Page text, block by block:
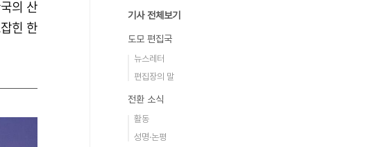
의 산
힌 한
기사 전체보기
도모 편집국
뉴스레터
편집장의 말
전환 소식
활동
성명·논평